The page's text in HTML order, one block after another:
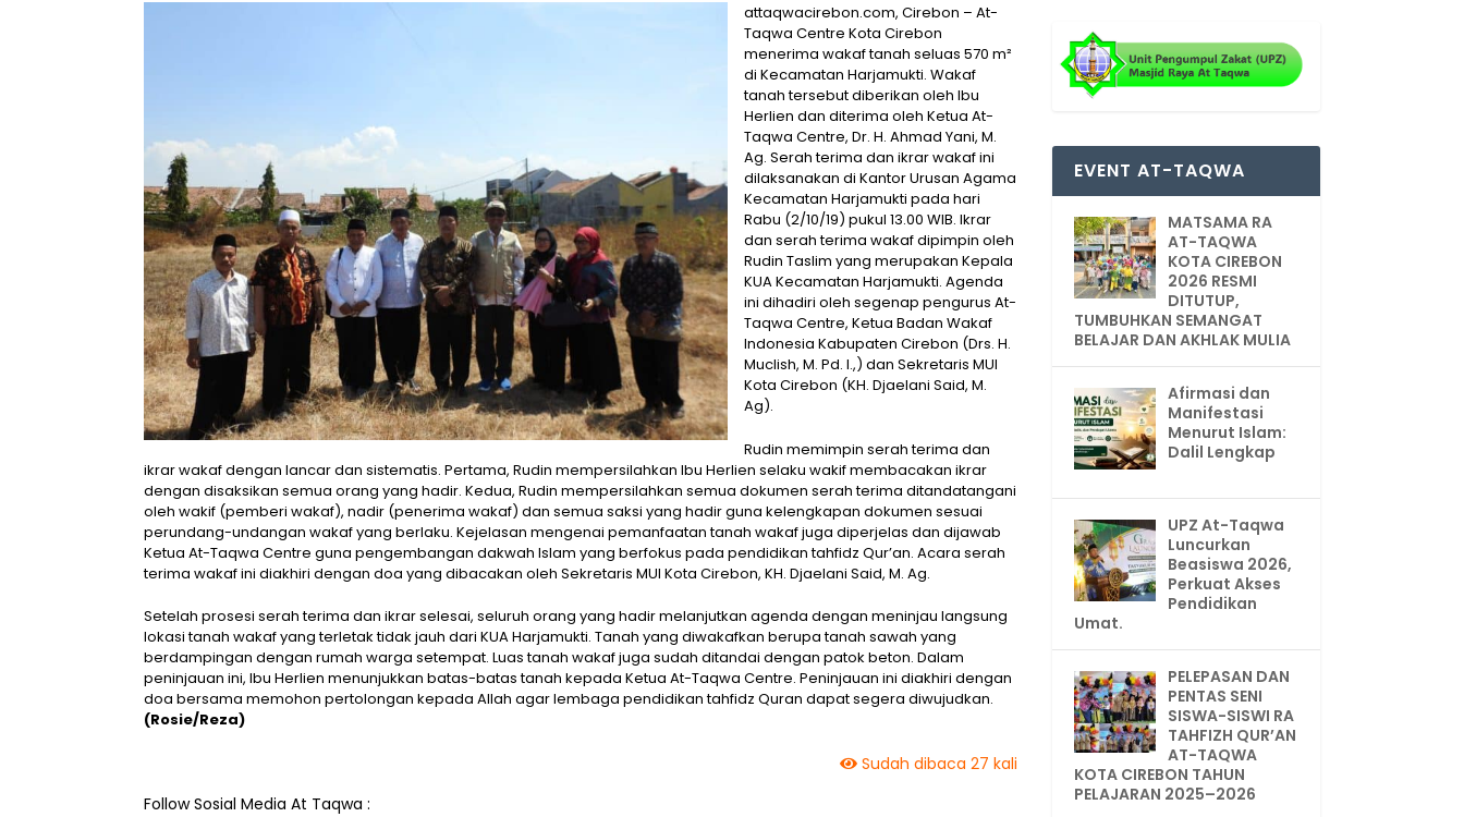
attaqwacirebon.com, Cirebon – At-
Taqwa Centre Kota Cirebon
menerima wakaf tanah seluas 570 m²
di Kecamatan Harjamukti. Wakaf
tanah tersebut diberikan oleh Ibu
Herlien dan diterima oleh Ketua At-
Taqwa Centre, Dr. H. Ahmad Yani, M.
Ag. Serah terima dan ikrar wakaf ini
dilaksanakan di Kantor Urusan Agama
Kecamatan Harjamukti pada hari
Rabu (2/10/19) pukul 13.00 WIB. Ikrar
dan serah terima wakaf dipimpin oleh
Rudin Taslim yang merupakan Kepala
KUA Kecamatan Harjamukti. Agenda
ini dihadiri oleh segenap pengurus At-
Taqwa Centre, Ketua Badan Wakaf
Indonesia Kabupaten Cirebon (Drs. H.
Muclish, M. Pd. I.,) dan Sekretaris MUI
Kota Cirebon (KH. Djaelani Said, M.
Ag).
Rudin memimpin serah terima dan
ikrar wakaf dengan lancar dan sistematis. Pertama, Rudin mempersilahkan Ibu Herlien selaku wakif membacakan ikrar
dengan disaksikan semua orang yang hadir. Kedua, Rudin mempersilahkan semua dokumen serah terima ditandatangani
oleh wakif (pemberi wakaf), nadir (penerima wakaf) dan semua saksi yang hadir guna kelengkapan dokumen sesuai
perundang-undangan wakaf yang berlaku. Kejelasan mengenai pemanfaatan tanah wakaf juga diperjelas dan dijawab
Ketua At-Taqwa Centre guna pengembangan dakwah Islam yang berfokus pada pendidikan tahfidz Qur’an. Acara serah
terima wakaf ini diakhiri dengan doa yang dibacakan oleh Sekretaris MUI Kota Cirebon, KH. Djaelani Said, M. Ag.
Setelah prosesi serah terima dan ikrar selesai, seluruh orang yang hadir melanjutkan agenda dengan meninjau langsung
lokasi tanah wakaf yang terletak tidak jauh dari KUA Harjamukti. Tanah yang diwakafkan berupa tanah sawah yang
berdampingan dengan rumah warga setempat. Luas tanah wakaf juga sudah ditandai dengan patok beton. Dalam
peninjauan ini, Ibu Herlien menunjukkan batas-batas tanah kepada Ketua At-Taqwa Centre. Peninjauan ini diakhiri dengan
doa bersama memohon pertolongan kepada Allah agar lembaga pendidikan tahfidz Quran dapat segera diwujudkan.
(Rosie/Reza)
Sudah dibaca 27 kali
Follow Sosial Media At Taqwa :
EVENT AT-TAQWA
MATSAMA RA
AT-TAQWA
KOTA CIREBON
2026 RESMI
DITUTUP,
TUMBUHKAN SEMANGAT
BELAJAR DAN AKHLAK MULIA
Afirmasi dan
Manifestasi
Menurut Islam:
Dalil Lengkap
UPZ At-Taqwa
Luncurkan
Beasiswa 2026,
Perkuat Akses
Pendidikan
Umat.
PELEPASAN DAN
PENTAS SENI
SISWA-SISWI RA
TAHFIZH QUR’AN
AT-TAQWA
KOTA CIREBON TAHUN
PELAJARAN 2025–2026